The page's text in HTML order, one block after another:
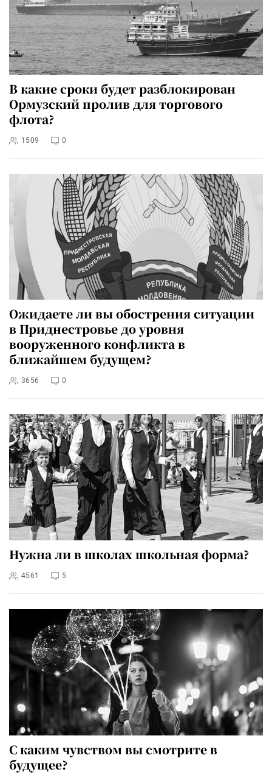
В какие сроки будет разблокирован
Ормузский пролив для торгового
флота?
1509 0
Ожидаете ли вы обострения ситуации
в Приднестровье до уровня
вооруженного конфликта в
ближайшем будущем?
3656 0
Нужна ли в школах школьная форма?
4561 5
С каким чувством вы смотрите в
будущее?